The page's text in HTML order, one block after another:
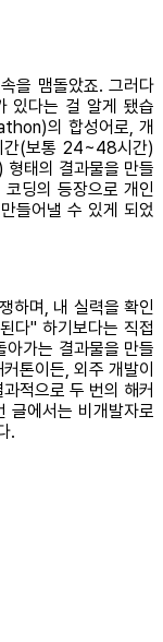
을 맴돌았죠. 그러다
있다는 걸 알게 됐습
의 합성어로, 개
간(보통 24~48시간)
형태의 결과물을 만들
딩의 등장으로 개인
들어낼 수 있게 되었
하며, 내 실력을 확인
다" 하기보다는 직접
가는 결과물을 만들
톤이든, 외주 개발이
적으로 두 번의 해커
글에서는 비개발자로
.